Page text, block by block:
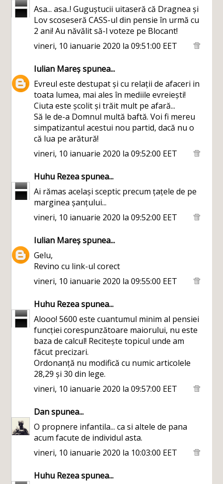
Asa... asa..! Guguștucii uitaseră că Dragnea și
Lov scoseseră CASS-ul din pensie în urmă cu
2 ani! Au năvălit să-l voteze pe Blocant!
vineri, 10 ianuarie 2020 la 09:51:00 EET
Iulian Mareșspunea...
Evreul este destupat și cu relații de afaceri in
toata lumea, mai ales în mediile evreiești!
Ciuta este școlit și trăit mult pe afară...
Să le de-a Domnul multă baftă. Voi fi mereu
simpatizantul acestui nou partid, dacă nu o
că lua pe arătură!
vineri, 10 ianuarie 2020 la 09:52:00 EET
Huhu Rezeaspunea...
Ai rămas același sceptic precum țațele de pe
marginea șanțului...
vineri, 10 ianuarie 2020 la 09:52:00 EET
Iulian Mareșspunea...
Gelu,
Revino cu link-ul corect
vineri, 10 ianuarie 2020 la 09:55:00 EET
Huhu Rezeaspunea...
Alooo! 5600 este cuantumul minim al pensiei
funcției corespunzătoare maiorului, nu este
baza de calcul! Recitește topicul unde am
făcut precizari.
Ordonanță nu modifică cu numic articolele
28,29 și 30 din lege.
vineri, 10 ianuarie 2020 la 09:57:00 EET
Danspunea...
O propnere infantila... ca si altele de pana
acum facute de individul asta.
vineri, 10 ianuarie 2020 la 10:03:00 EET
Huhu Rezeaspunea...